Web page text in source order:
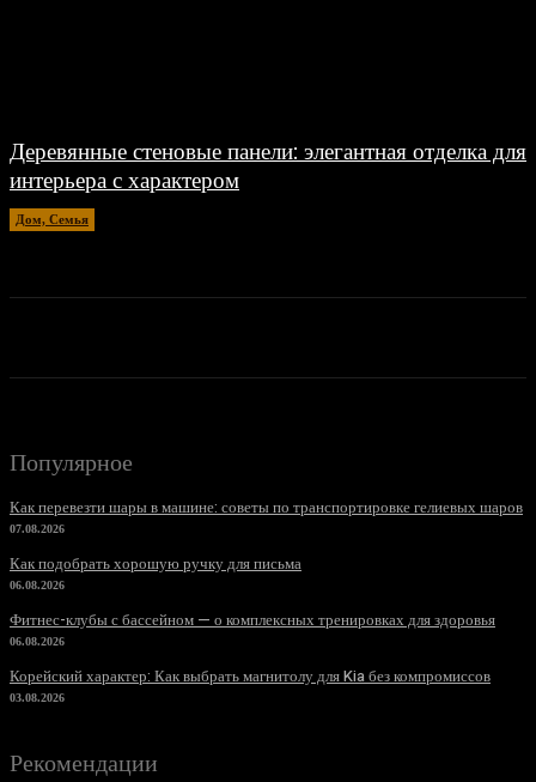
Деревянные стеновые панели: элегантная отделка для
интерьера с характером
Дом, Семья
Популярное
Как перевезти шары в машине: советы по транспортировке гелиевых шаров
07.08.2026
Как подобрать хорошую ручку для письма
06.08.2026
Фитнес-клубы с бассейном — о комплексных тренировках для здоровья
06.08.2026
Корейский характер: Как выбрать магнитолу для Kia без компромиссов
03.08.2026
Рекомендации